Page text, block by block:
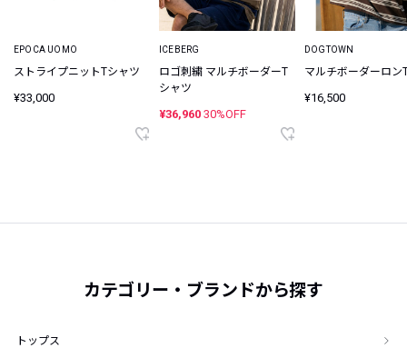
EPOCA UOMO
ストライプニットTシャツ
¥33,000
ICEBERG
ロゴ刺繍 マルチボーダーT
シャツ
¥36,960 30%OFF
DOGTOWN
マルチボーダーロン
¥16,500
カテゴリー・ブランドから探す
トップス